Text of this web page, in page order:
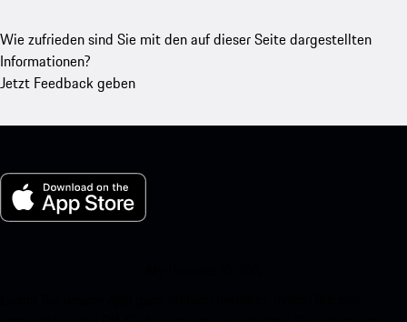
Wie zufrieden sind Sie mit den auf dieser Seite dargestellten
Informationen?
Jetzt Feedback geben